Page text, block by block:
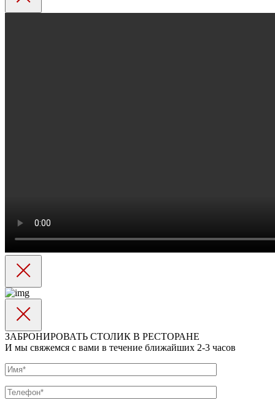
ЗАБРОНИРОВАТЬ СТОЛИК В РЕСТОРАНЕ
И мы свяжемся с вами в течение ближайших 2-3 часов